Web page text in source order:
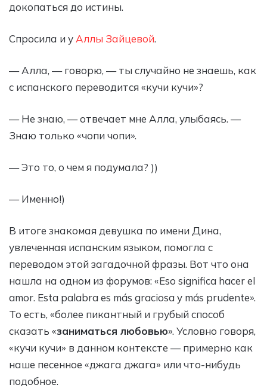
докопаться до истины.
Спросила и уАллы Зайцевой.
— Алла, — говорю, — ты случайно не знаешь, как
с испанского переводится «кучи кучи»?
— Не знаю, — отвечает мне Алла, улыбаясь. —
Знаю только «чопи чопи».
— Это то, о чем я подумала? ))
— Именно!)
В итоге знакомая девушка по имени Дина,
увлеченная испанским языком, помогла с
переводом этой загадочной фразы. Вот что она
нашла на одном из форумов: «Eso significa hacer el
amor. Esta palabra es más graciosa y más prudente».
То есть, «более пикантный и грубый способ
сказать «заниматься любовью». Условно говоря,
«кучи кучи» в данном контексте — примерно как
наше песенное «джага джага» или что-нибудь
подобное.